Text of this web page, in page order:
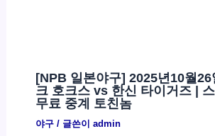
[NPB 일본야구] 2025년10월26
크 호크스 vs 한신 타이거즈 |
무료 중계 토친놈
야구/ 글쓴이 admin